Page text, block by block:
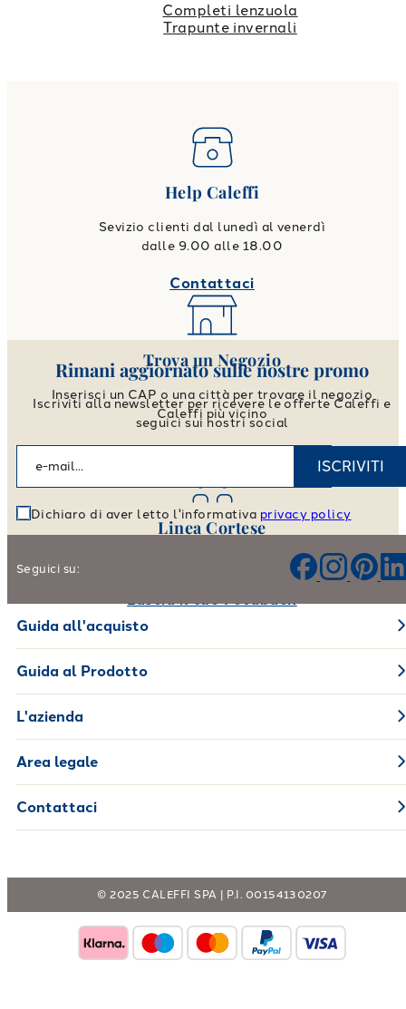
Completi lenzuola
Trapunte invernali
Help Caleffi
Sevizio clienti dal lunedì al venerdì
dalle 9.00 alle 18.00
Contattaci
Trova un Negozio
Inserisci un CAP o una città per trovare il negozio
Caleffi più vicino
Vai allo store locator
Linea Cortese
Aiutaci a migliorare i nostri prodotti e il nostro servizio
Rimani aggiornato sulle nostre promo
Iscriviti alla newsletter per ricevere le offerte Caleffi e
seguici sui nostri social
ISCRIVITI
Dichiaro di aver letto l'informativa privacy policy
Seguici su:
Guida all'acquisto
Guida al Prodotto
L'azienda
Area legale
Contattaci
© 2025 CALEFFI SPA | P.I. 00154130207